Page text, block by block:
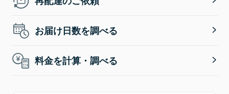
お届け日数を調べる
料金を計算・調べる